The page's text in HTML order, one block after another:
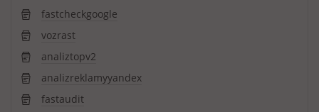
fastcheckgoogle
vozrast
analiztopv2
analizreklamyyandex
fastaudit